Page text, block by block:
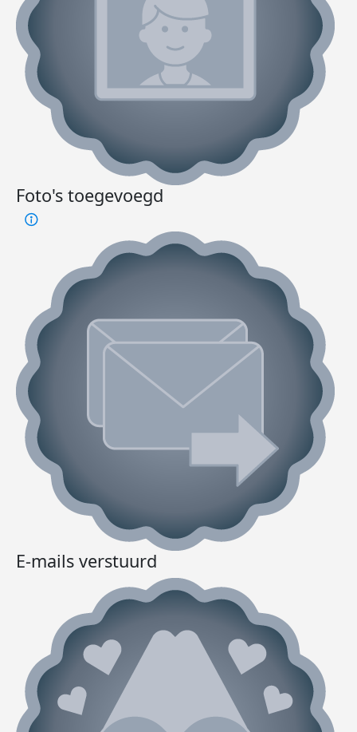
Foto's toegevoegd
E-mails verstuurd